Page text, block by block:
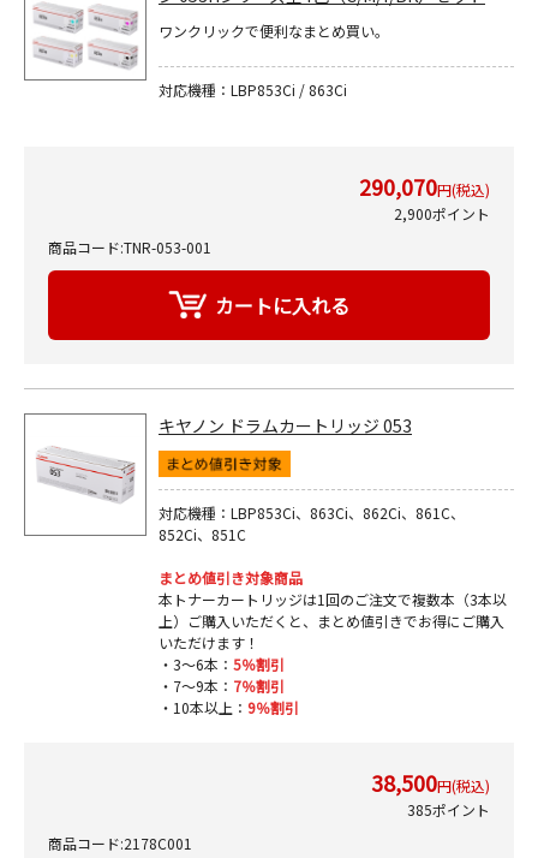
ワンクリックで便利なまとめ買い。
対応機種：LBP853Ci / 863Ci
290,070円(税込)
2,900ポイント
商品コード:TNR-053-001
キヤノン ドラムカートリッジ 053
対応機種：LBP853Ci、863Ci、862Ci、861C、
852Ci、851C
まとめ値引き対象商品
本トナーカートリッジは1回のご注文で複数本（3本以
上）ご購入いただくと、まとめ値引きでお得にご購入
いただけます！
・3～6本： 5％割引
・7～9本： 7％割引
・10本以上： 9％割引
38,500円(税込)
385ポイント
商品コード:2178C001